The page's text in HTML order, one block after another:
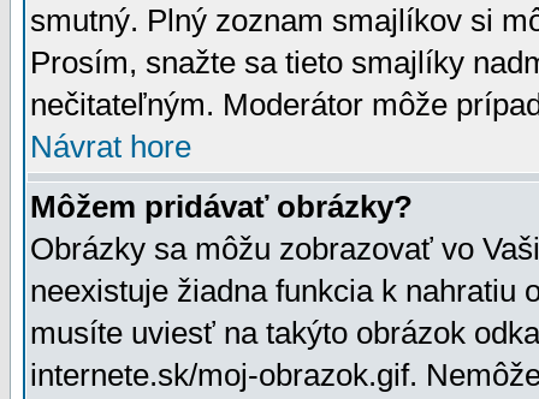
smutný. Plný zoznam smajlíkov si
Prosím, snažte sa tieto smajlíky
nečitateľným. Moderátor môže
Návrat hore
Môžem pridávať obrázky?
Obrázky sa môžu zobrazovať vo
neexistuje žiadna funkcia k nahratiu
musíte uviesť na takýto obrázok
internete.sk/moj-obrazok.gif.